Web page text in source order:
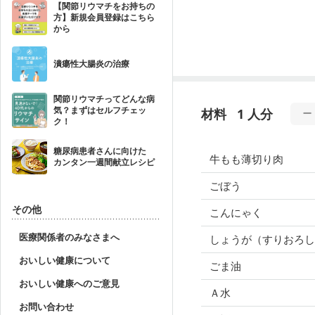
【関節リウマチをお持ちの
方】新規会員登録はこちら
から
潰瘍性大腸炎の治療
関節リウマチってどんな病
気？まずはセルフチェッ
ク！
糖尿病患者さんに向けた
カンタン一週間献立レシピ
その他
医療関係者のみなさまへ
おいしい健康について
おいしい健康へのご意見
お問い合わせ
材料 1 人分
牛もも薄切り肉
ごぼう
こんにゃく
しょうが（すりおろし
ごま油
Ａ水